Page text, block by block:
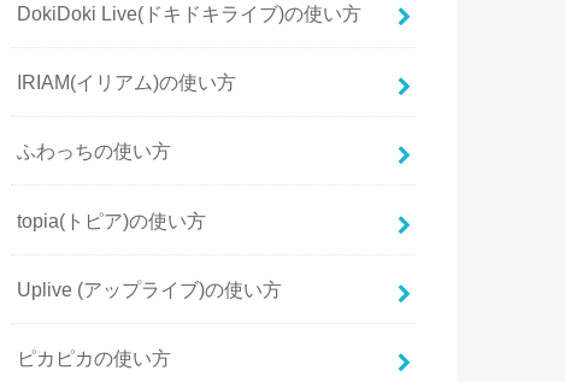
DokiDoki Live(ドキドキライブ)の使い方
IRIAM(イリアム)の使い方
ふわっちの使い方
topia(トピア)の使い方
Uplive (アップライブ)の使い方
ピカピカの使い方